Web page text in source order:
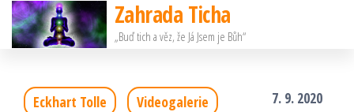
Přeskočit
na
Zahrada Ticha
„Buď tich a věz, že Já Jsem je Bůh“
Eckhart Tolle Videogalerie 7. 9. 2020